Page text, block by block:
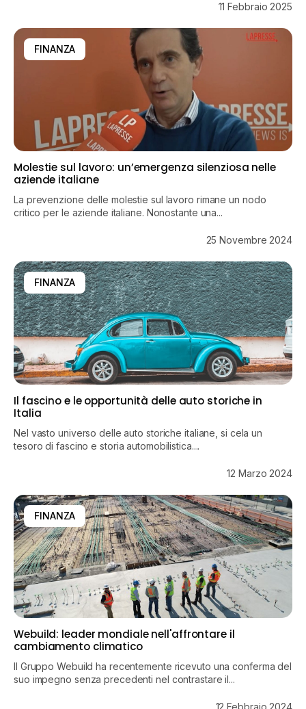
11 Febbraio 2025
FINANZA
Molestie sul lavoro: un’emergenza silenziosa nelle
aziende italiane
La prevenzione delle molestie sul lavoro rimane un nodo
critico per le aziende italiane. Nonostante una...
25 Novembre 2024
FINANZA
Il fascino e le opportunità delle auto storiche in
Italia
Nel vasto universo delle auto storiche italiane, si cela un
tesoro di fascino e storia automobilistica....
12 Marzo 2024
FINANZA
Webuild: leader mondiale nell'affrontare il
cambiamento climatico
Il Gruppo Webuild ha recentemente ricevuto una conferma del
suo impegno senza precedenti nel contrastare il...
12 Febbraio 2024